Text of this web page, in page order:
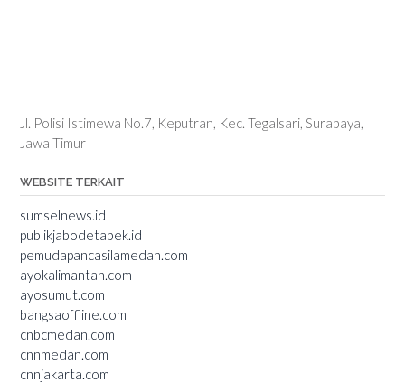
Jl. Polisi Istimewa No.7, Keputran, Kec. Tegalsari, Surabaya,
Jawa Timur
WEBSITE TERKAIT
sumselnews.id
publikjabodetabek.id
pemudapancasilamedan.com
ayokalimantan.com
ayosumut.com
bangsaoffline.com
cnbcmedan.com
cnnmedan.com
cnnjakarta.com